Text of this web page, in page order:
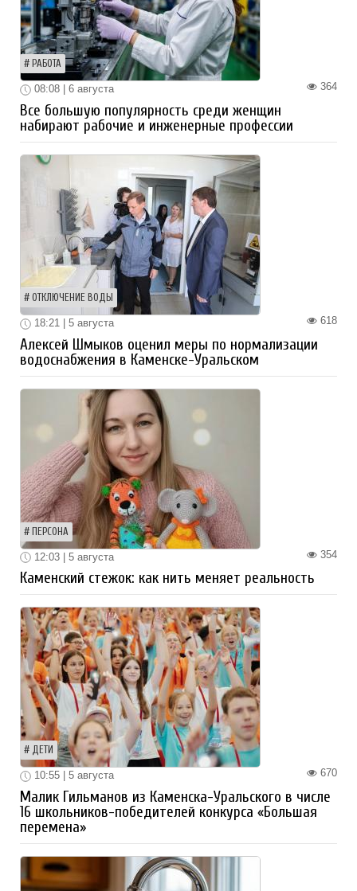
РАБОТА
364
08:08 | 6 августа
Все большую популярность среди женщин
набирают рабочие и инженерные профессии
ОТКЛЮЧЕНИЕ ВОДЫ
618
18:21 | 5 августа
Алексей Шмыков оценил меры по нормализации
водоснабжения в Каменске-Уральском
ПЕРСОНА
354
12:03 | 5 августа
Каменский стежок: как нить меняет реальность
ДЕТИ
670
10:55 | 5 августа
Малик Гильманов из Каменска-Уральского в числе
16 школьников-победителей конкурса «Большая
перемена»